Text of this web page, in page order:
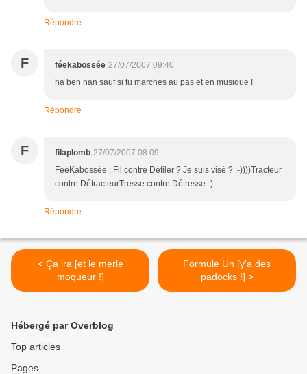
Répondre
F féekabossée 27/07/2007 09:40
ha ben nan sauf si tu marches au pas et en musique !
Répondre
F filaplomb 27/07/2007 08:09
FéeKabossée : Fil contre Défiler ? Je suis visé ? :-))))Tracteur
contre DétracteurTresse contre Détresse:-)
Répondre
< Ça ira [et le merle
moqueur !]
Formule Un [y'a des
padocks !] >
Hébergé par Overblog
Top articles
Pages